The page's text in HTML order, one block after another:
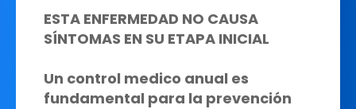
ESTA ENFERMEDAD NO CAUSA
SÍNTOMAS EN SU ETAPA INICIAL
Un control medico anual es
fundamental para la prevención